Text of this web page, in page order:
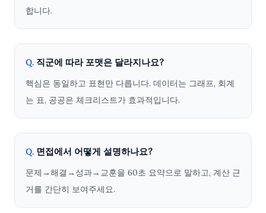
합니다.
Q. 직군에 따라 포맷은 달라지나요?
핵심은 동일하고 표현만 다릅니다. 데이터는 그래프, 회계
는 표, 공공은 체크리스트가 효과적입니다.
Q. 면접에서 어떻게 설명하나요?
문제→해결→성과→교훈을 60초 요약으로 말하고, 계산 근
거를 간단히 보여주세요.